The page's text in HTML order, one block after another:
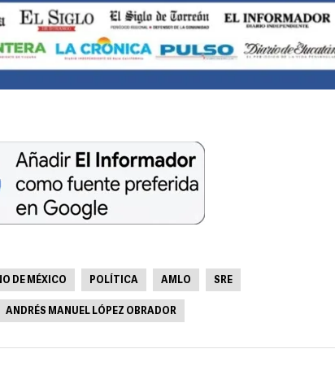
DE MÉXICO POLÍTICA AMLO SRE
ANDRÉS MANUEL LÓPEZ OBRADOR